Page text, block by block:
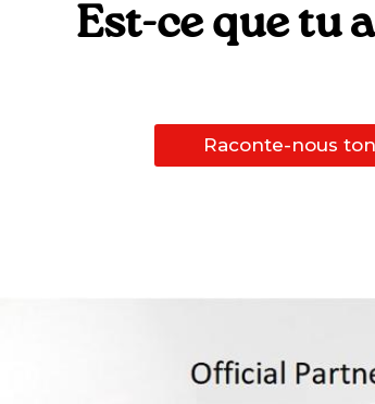
Est-ce que tu
Raconte-nous